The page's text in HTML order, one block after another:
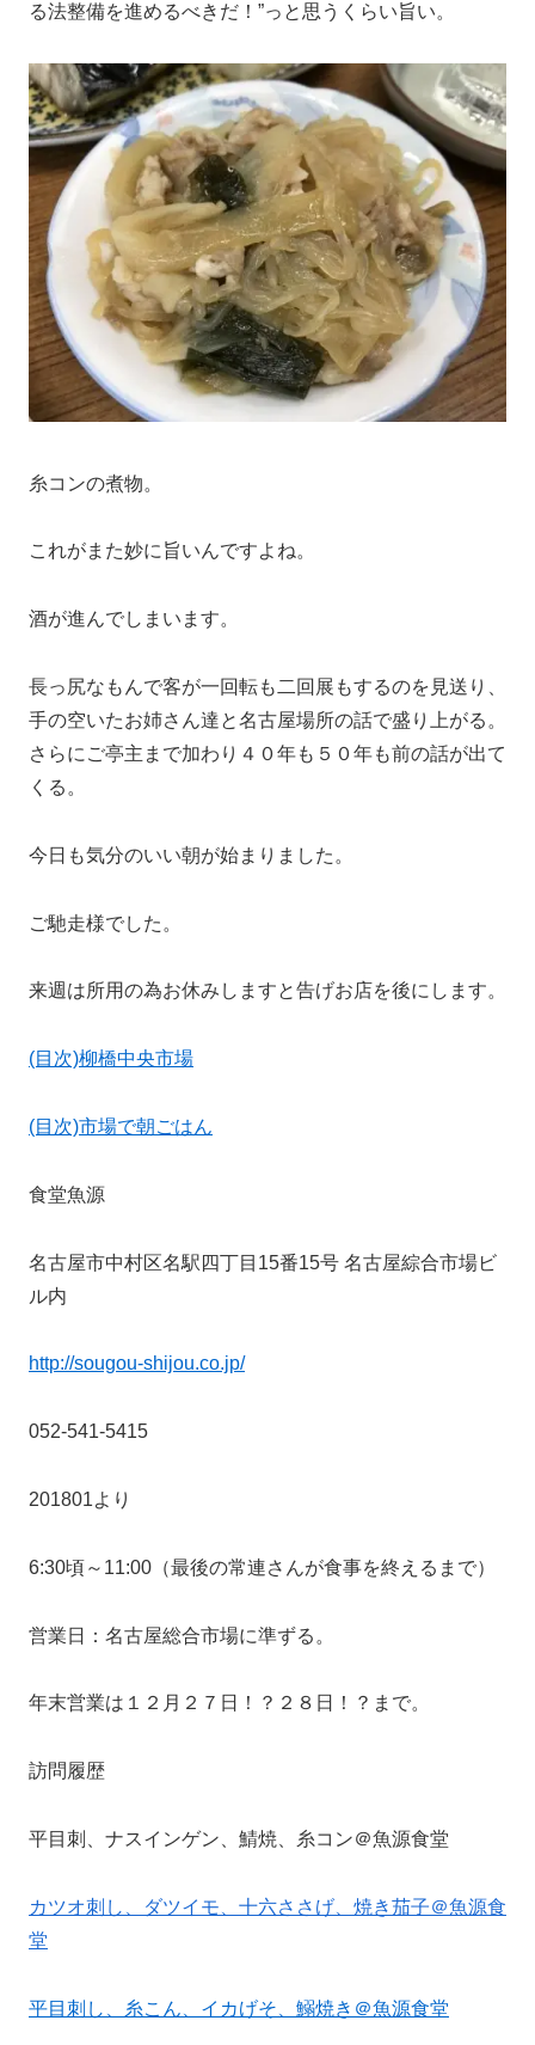
る法整備を進めるべきだ！”っと思うくらい旨い。
糸コンの煮物。
これがまた妙に旨いんですよね。
酒が進んでしまいます。
長っ尻なもんで客が一回転も二回展もするのを見送り、
手の空いたお姉さん達と名古屋場所の話で盛り上がる。
さらにご亭主まで加わり４０年も５０年も前の話が出て
くる。
今日も気分のいい朝が始まりました。
ご馳走様でした。
来週は所用の為お休みしますと告げお店を後にします。
(目次)柳橋中央市場
(目次)市場で朝ごはん
食堂魚源
名古屋市中村区名駅四丁目15番15号 名古屋綜合市場ビ
ル内
http://sougou-shijou.co.jp/
052-541-5415
201801より
6:30頃～11:00（最後の常連さんが食事を終えるまで）
営業日：名古屋総合市場に準ずる。
年末営業は１２月２７日！？２８日！？まで。
訪問履歴
平目刺、ナスインゲン、鯖焼、糸コン＠魚源食堂
カツオ刺し、ダツイモ、十六ささげ、焼き茄子＠魚源食
堂
平目刺し、糸こん、イカげそ、鰯焼き＠魚源食堂